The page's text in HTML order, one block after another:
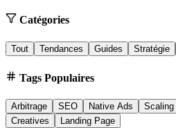
Catégories
Tout Tendances Guides Stratégie
Tags Populaires
Arbitrage SEO Native Ads Scaling
Creatives
Landing Page